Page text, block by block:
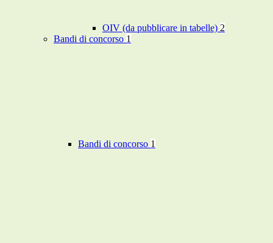
OIV (da pubblicare in tabelle) 2
Bandi di concorso 1
Bandi di concorso 1